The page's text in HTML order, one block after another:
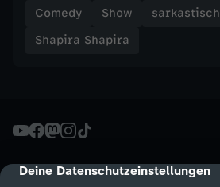
cmp-dialog-description
Deine Datenschutzeinstellungen
-
x
m
Comedy Show
sarkastisch
Shapira Shapira